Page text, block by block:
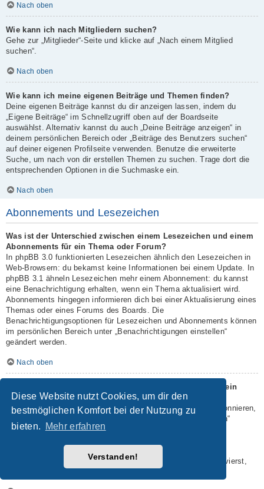
Diese Website nutzt Cookies, um dir den
bestmöglichen Komfort bei der Nutzung zu
bieten.
Mehr erfahren
Verstanden!
Nach oben
Wie kann ich nach Mitgliedern suchen?
Gehe zur „Mitglieder“-Seite und klicke auf „Nach einem Mitglied
suchen“.
Nach oben
Wie kann ich meine eigenen Beiträge und Themen finden?
Deine eigenen Beiträge kannst du dir anzeigen lassen, indem du
„Eigene Beiträge“ im Schnellzugriff oben auf der Boardseite
auswählst. Alternativ kannst du auch „Deine Beiträge anzeigen“ in
deinem persönlichen Bereich oder „Beiträge des Benutzers suchen“
auf deiner eigenen Profilseite verwenden. Benutze die erweiterte
Suche, um nach von dir erstellen Themen zu suchen. Trage dort die
entsprechenden Optionen in die Suchmaske ein.
Nach oben
Abonnements und Lesezeichen
Was ist der Unterschied zwischen einem Lesezeichen und einem
Abonnements für ein Thema oder Forum?
In phpBB 3.0 funktionierten Lesezeichen ähnlich den Lesezeichen in
Web-Browsern: du bekamst keine Informationen bei einem Update. In
phpBB 3.1 ähneln Lesezeichen mehr einem Abonnement: du kannst
eine Benachrichtigung erhalten, wenn ein Thema aktualisiert wird.
Abonnements hingegen informieren dich bei einer Aktualisierung eines
Themas oder eines Forums des Boards. Die
Benachrichtigungsoptionen für Lesezeichen und Abonnements können
im persönlichen Bereich unter „Benachrichtigungen einstellen“
geändert werden.
Nach oben
Wie kann ich ein Lesezeichen auf ein Thema setzen oder ein
Thema abonnieren?
Du kannst ein Lesezeichen auf ein Thema setzen oder es abonnieren,
in dem du die entsprechende Option in den „Themen-Optionen“
auswählst, die sich normalerweise ober- und unterhalb des
benachrichtigen, sobald eine Antwort geschrieben wurde“ aktivierst,